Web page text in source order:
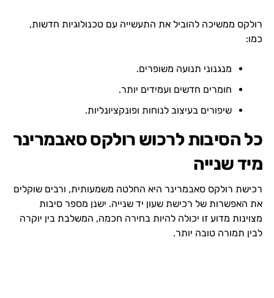
רולקס ממשיכה להוביל את התעשייה עם טכנולוגיות חדשות,
כמו:
מנגנוני תנועה משופרים.
חומרים חדשים ועמידים יותר.
שיפורים בעיצוב לנוחות ופונקציונליות.
כל הסיבות לרכוש רולקס סאבמרינר
מיד שנייה
רכישת רולקס סאבמרינר היא החלטה משמעותית, ורבים שוקלים
את האפשרות של רכישת שעון יד שנייה. ישנן מספר סיבות
מצוינות מדוע זו יכולה להיות בחירה חכמה, המשלבת בין יוקרה
לבין תמורה טובה יותר.